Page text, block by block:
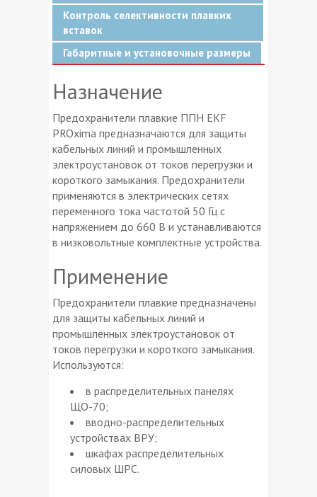
Контроль селективности плавких
вставок
Габаритные и установочные размеры
Назначение
Предохранители плавкие ППН EKF
PROxima предназначаются для защиты
кабельных линий и промышленных
электроустановок от токов перегрузки и
короткого замыкания. Предохранители
применяются в электрических сетях
переменного тока частотой 50 Гц с
напряжением до 660 В и устанавливаются
в низковольтные комплектные устройства.
Применение
Предохранители плавкие предназначены
для защиты кабельных линий и
промышленных электроустановок от
токов перегрузки и короткого замыкания.
Используются:
в распределительных панелях
ЩО-70;
вводно-распределительных
устройствах ВРУ;
шкафах распределительных
силовых ШРС.